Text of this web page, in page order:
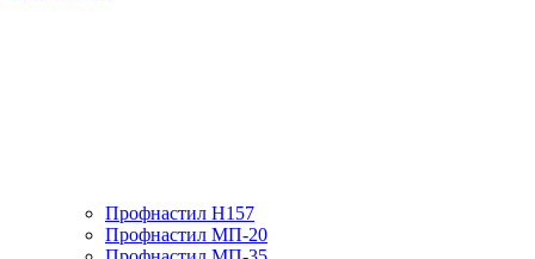
Профнастил H157
Профнастил МП-20